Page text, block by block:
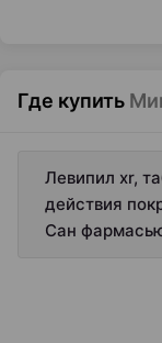
Где купить
Левипил xr,
действия
Сан